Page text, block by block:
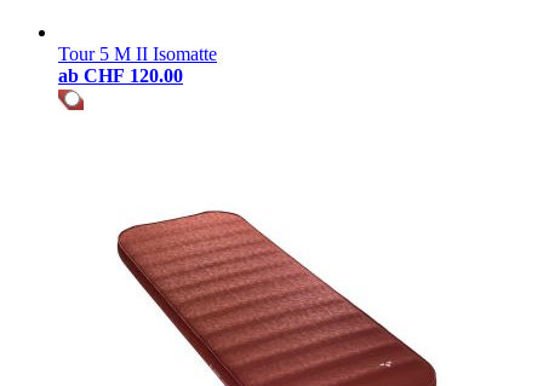
Tour 5 M II Isomatte
ab CHF 120.00